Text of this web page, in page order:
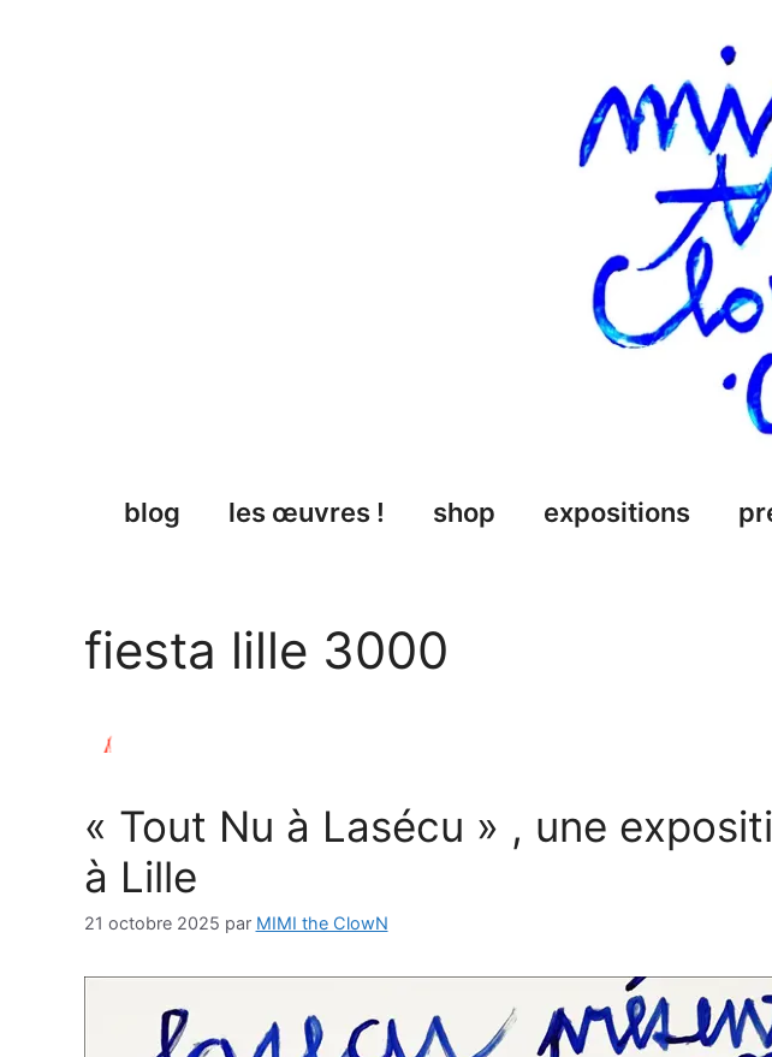
blog les œuvres ! shop expositions
fiesta lille 3000
« Tout Nu à Lasécu » , une
à Lille
21 octobre 2025 par MIMI the ClowN